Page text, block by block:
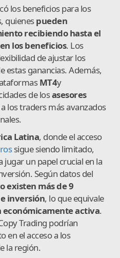
los beneficios para los
quienespueden
recibiendo hasta el
los beneficios. Los
de ajustar los
estas ganancias. Además,
MT4y
de losasesores
los traders más avanzados
Latina, donde el acceso
sigue siendo limitado,
un papel crucial en la
Según datos del
existen más de 9
inversión, lo que equivale
económicamente activa.
Trading podrían
en el acceso a los
la región.